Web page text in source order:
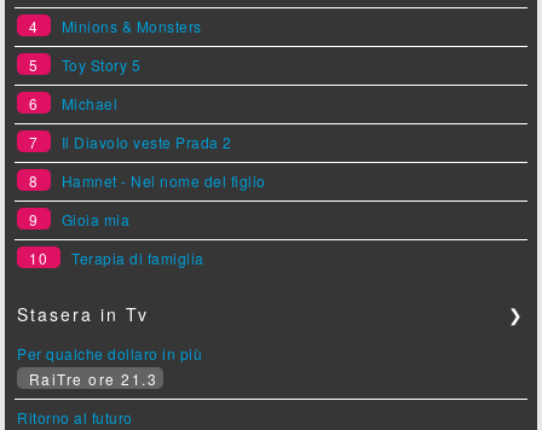
4
Minions & Monsters
5
Toy Story 5
6
Michael
7
Il Diavolo veste Prada 2
8
Hamnet - Nel nome del figlio
9
Gioia mia
10
Terapia di famiglia
Stasera in Tv ❯
Per qualche dollaro in più
RaiTre ore 21.3
Ritorno al futuro